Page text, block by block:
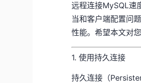
远程连接MySQL速
当和客户端配置问
性能。希望本文对您
1. 使用持久连接
持久连接（